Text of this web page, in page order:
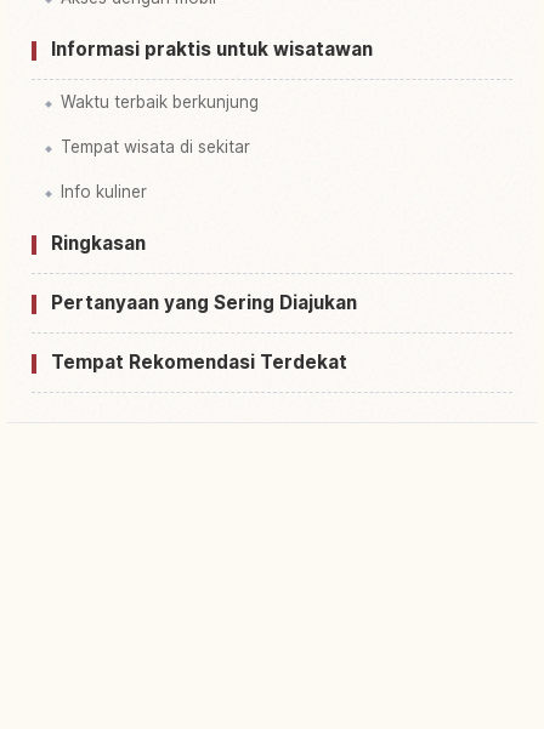
Informasi praktis untuk wisatawan
Waktu terbaik berkunjung
Tempat wisata di sekitar
Info kuliner
Ringkasan
Pertanyaan yang Sering Diajukan
Tempat Rekomendasi Terdekat